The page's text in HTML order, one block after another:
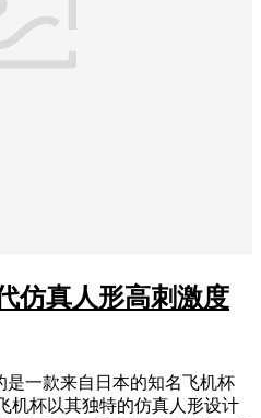
仿真人形高刺激度
一款来自日本的知名飞机杯
杯以其独特的仿真人形设计